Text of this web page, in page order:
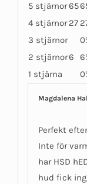
5 stjärnor65
4 stjärnor 27
3 stjärnor
2 stjärnor6
1 stjärna
Magdalena
Perfekt
Inte för
har HSD
hud fick